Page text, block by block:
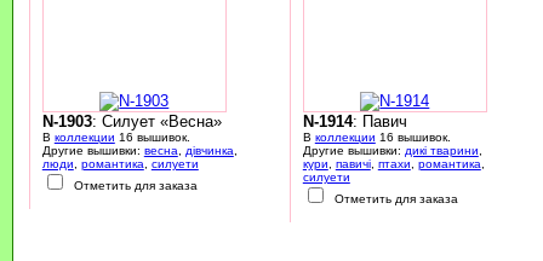
N-1903: Силует «Весна»
В коллекции 16 вышивок.
Другие вышивки: весна дівчинка
люди
романтика
силуети
Отметить для заказа
N-1914: Павич
В коллекции 16 вышивок.
Другие вышивки: дикі тварини
кури
павичі, птахи романтика
силуети
Отметить для заказа